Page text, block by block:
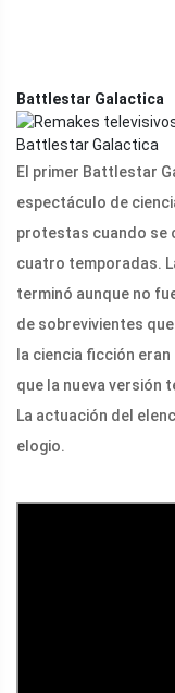
Battlestar Galactica
Battlestar Galactica
El primer Battlestar
espectáculo de
protestas cuando se
cuatro temporadas.
terminó aunque no
de sobrevivientes
la ciencia ficción
que la nueva versión
La actuación del
elogio.